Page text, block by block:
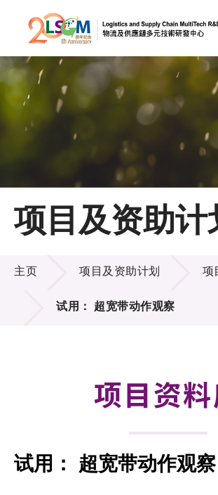
跳到内容（按回车键）
会员登
A A EN
主页
关于LSCM
技术商品化
项目及资助计划
资助计划
项目及资助计
项目及资助计划
主页 项目及资助计划 项
试用： 超宽带动作观察
项目资料
试用： 超宽带动作观察